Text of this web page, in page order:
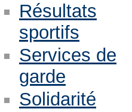
Résultats
sportifs
Services de
garde
Solidarité